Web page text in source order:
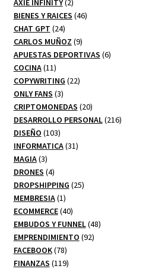
AXIE INFINITY 2
productos
BIENES Y RAICES 4646
CHAT GPT 2424
productos
CARLOS MUÑOZ 99
productos
APUESTAS DEPORTIVAS 66
COCINA 1111
productos
COPYWRITING 2222
ONLY FANS 33
productos
CRIPTOMONEDAS 2020
productos
DESARROLLO PERSONAL 216216
DISEÑO 103103
productos
INFORMATICA 3131
MAGIA 33
productos
DRONES 44
productos
DROPSHIPPING 2525
MEMBRESIA 11
producto
ECOMMERCE 4040
productos
EMBUDOS Y FUNNEL 4848
EMPRENDIMIENTO 9292
FACEBOOK 7878
productos
FINANZAS 119119